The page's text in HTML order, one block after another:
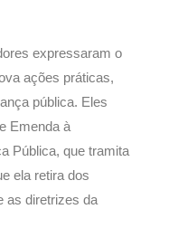
expressaram o
ações práticas,
pública. Eles
Emenda à
Pública, que tramita
ela retira dos
as diretrizes da